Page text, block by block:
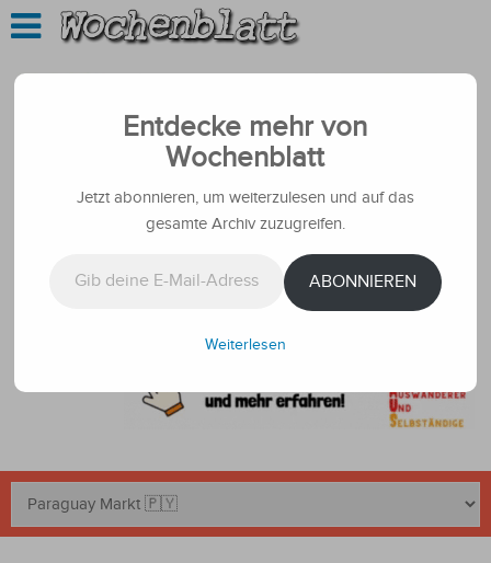
Entdecke mehr von
Wochenblatt
Jetzt abonnieren, um weiterzulesen und auf das
gesamte Archiv zuzugreifen.
ABONNIEREN
Weiterlesen